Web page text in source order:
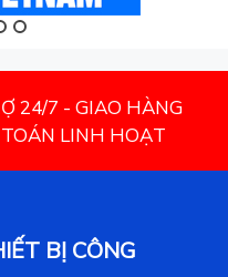
24/7 - GIAO HÀNG
LINH HOẠT
BỊ CÔNG